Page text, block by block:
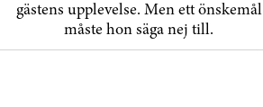
gästens upp­levelse. Men ett önskemål
måste hon säga nej till.